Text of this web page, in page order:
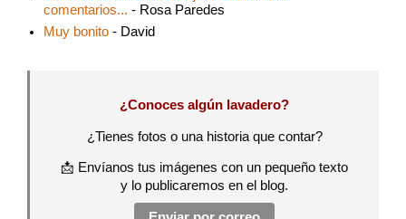
comentarios... - Rosa Paredes
Muy bonito - David
¿Conoces algún lavadero?
¿Tienes fotos o una historia que contar?
📩 Envíanos tus imágenes con un pequeño texto
y lo publicaremos en el blog.